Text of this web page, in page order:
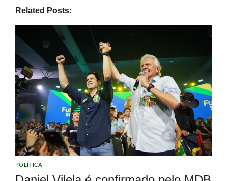
Related Posts:
POLÍTICA